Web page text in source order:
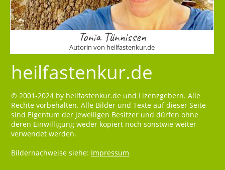
Tonia Tünnissen
Autorin von heilfastenkur.de
heilfastenkur.de
© 2001-2024 by heilfastenkur.de und Lizenzgebern. Alle
Rechte vorbehalten. Alle Bilder und Texte auf dieser Seite
sind Eigentum der jeweiligen Besitzer und dürfen ohne
deren Einwilligung weder kopiert noch sonstwie weiter
verwendet werden.
Bildernachweise siehe: Impressum